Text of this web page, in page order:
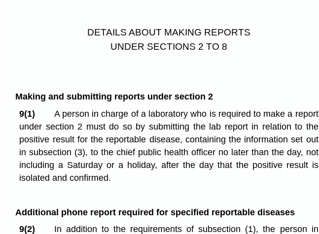
DETAILS ABOUT MAKING REPORTS
UNDER SECTIONS 2 TO 8
Making and submitting reports under section 2
9(1)
A person in charge of a laboratory who is required to make a report
under section 2 must do so by submitting the lab report in relation to the
positive result for the reportable disease, containing the information set out
in subsection (3), to the chief public health officer no later than the day, not
including a Saturday or a holiday, after the day that the positive result is
isolated and confirmed.
Additional phone report required for specified reportable diseases
9(2)
In addition to the requirements of subsection (1), the person in